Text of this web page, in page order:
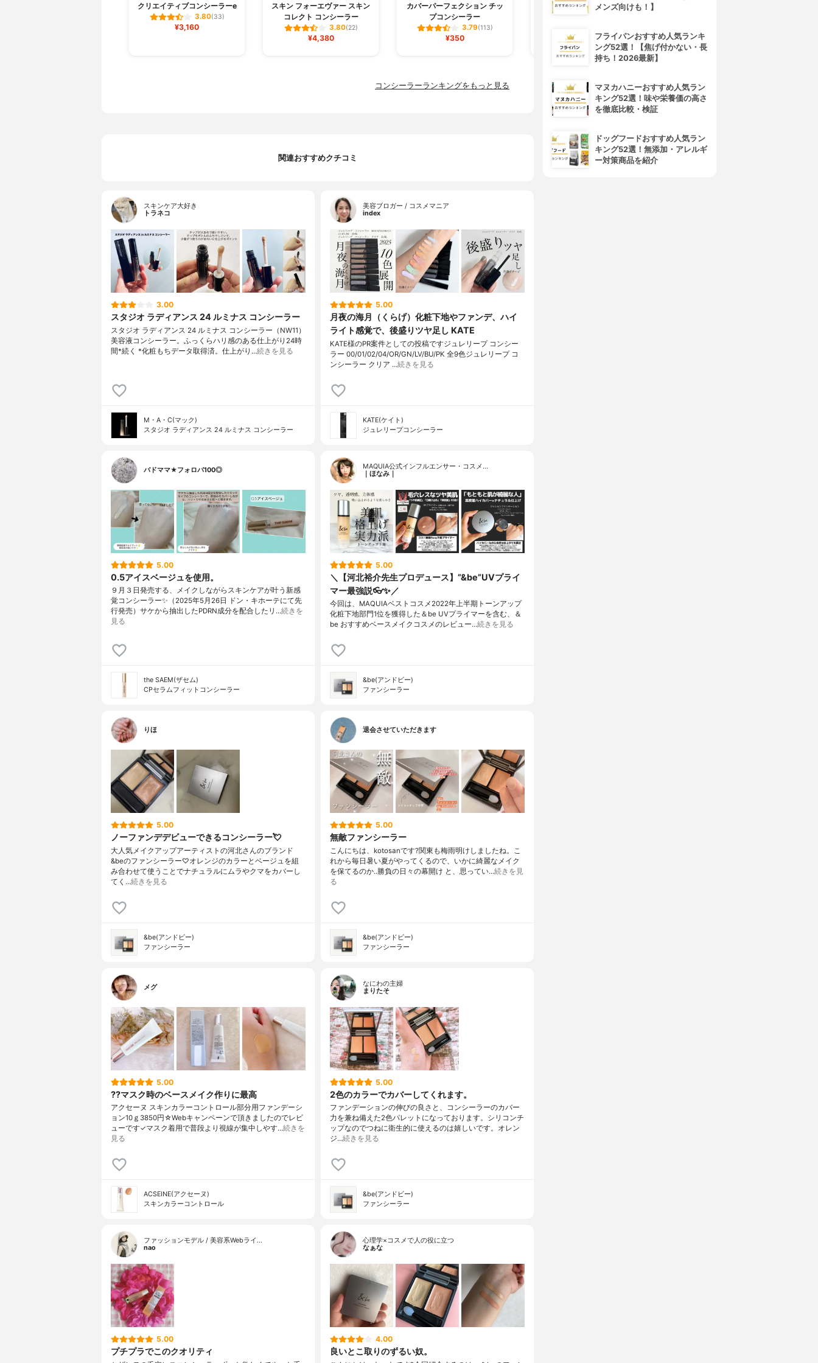
クリエイティブコンシーラーe
3.80(33)
¥3,160
スキン フォーエヴァー スキン
コレクト コンシーラー
3.80(22)
¥4,380
カバーパーフェクション チッ
プコンシーラー
3.79(113)
¥350
イベリン ニューヨーク)
フィットミー コンシーラー
¥860
コンシーラーランキングをもっと見る
関連おすすめクチコミ
スキンケア大好き
トラネコ
3.00
スタジオ ラディアンス 24 ルミナス コンシーラー
スタジオ ラディアンス 24 ルミナス コンシーラー（NW11）
美容液コンシーラー。ふっくらハリ感のある仕上がり24時
間*続く *化粧もちデータ取得済。仕上がり…続きを見る
M・A・C(マック)
スタジオ ラディアンス 24 ルミナス コンシーラー
美容ブロガー / コスメマニア
index
5.00
月夜の海月（くらげ）化粧下地やファンデ、ハイ
ライト感覚で、後盛りツヤ足し KATE
KATE様のPR案件としての投稿ですジュレリープ コンシー
ラー 00/01/02/04/OR/GN/LV/BU/PK 全9色ジュレリープ コ
ンシーラー クリア …続きを見る
KATE(ケイト)
ジュレリープコンシーラー
バドママ★フォロバ100◎
5.00
0.5アイスベージュを使用。
９月３日発売する、メイクしながらスキンケアが叶う新感
覚コンシーラー✨（2025年5月26日 ドン・キホーテにて先
行発売）サケから抽出したPDRN成分を配合したリ…続きを
見る
the SAEM(ザセム)
CPセラムフィットコンシーラー
MAQUIA公式インフルエンサー・コスメ…
｜ほなみ｜
5.00
＼【河北裕介先生プロデュース】”&be”UVプライ
マー最強説👓✨／
今回は、MAQUIAベストコスメ2022年上半期トーンアップ
化粧下地部門1位を獲得した＆be UVプライマーを含む、＆
be おすすめベースメイクコスメのレビュー…続きを見る
&be(アンドビー)
ファンシーラー
りほ
5.00
ノーファンデデビューできるコンシーラー💘
大人気メイクアップアーティストの河北さんのブランド
&beのファンシーラー♡オレンジのカラーとベージュを組
み合わせて使うことでナチュラルにムラやクマをカバーし
てく…続きを見る
&be(アンドビー)
ファンシーラー
退会させていただきます
5.00
無敵ファンシーラー
こんにちは、kotosanです?関東も梅雨明けしましたね。こ
れから毎日暑い夏がやってくるので、いかに綺麗なメイク
を保てるのか..勝負の日々の幕開け と、思ってい…続きを見
る
&be(アンドビー)
ファンシーラー
メグ
5.00
??マスク時のベースメイク作りに最高
アクセーヌ スキンカラーコントロール部分用ファンデーシ
ョン10ｇ3850円☆Webキャンペーンで頂きましたのでレビ
ューです✓マスク着用で普段より視線が集中しやす…続きを
見る
ACSEINE(アクセーヌ)
スキンカラーコントロール
なにわの主婦
まりたそ
5.00
2色のカラーでカバーしてくれます。
ファンデーションの伸びの良さと、コンシーラーのカバー
力を兼ね備えた2色パレットになっております。シリコンチ
ップなのでつねに衛生的に使えるのは嬉しいです。オレン
ジ…続きを見る
&be(アンドビー)
ファンシーラー
ファッションモデル / 美容系Webライ…
nao
5.00
プチプラでこのクオリティ
心理学×コスメで人の役に立つ
なぁな
4.00
良いとこ取りのずるい奴。
メンズ向けも！】
フライパンおすすめ人気ランキ
ング52選！【焦げ付かない・長
持ち！2026最新】
マヌカハニーおすすめ人気ラン
キング52選！味や栄養価の高さ
を徹底比較・検証
ドッグフードおすすめ人気ラン
キング52選！無添加・アレルギ
ー対策商品を紹介